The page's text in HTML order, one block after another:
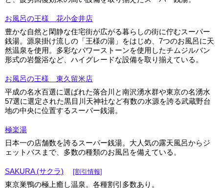
お風呂の王様 花小金井店
豊かな自然と閑静な住宅街が広がる暮らしの街に佇むスーパー
銭湯。源泉掛け流しの「王様の湯」をはじめ、7つのお風呂に天
然温泉を使用。多彩なパワーストーンを使用したチムジルバン
形式の岩盤浴など、ハイグレードな設備を取り揃えている。
お風呂の王様 東久留米店
平成の名水百選に選ばれた落合川と南沢湧水群や東京の名湧水
57選に選定された黒目川天神社など有数の水源を誇る武蔵野台
地の中央に位置するスーパー銭湯。
極楽湯
日本一の店舗数を誇るスーパー銭湯。大人気の露天風呂からジ
ェットバスまで、多数の種類のお風呂を備えている。
SAKURA (サクラ) [割引情報]
東京巣鴨の極上癒し温泉。各種割引多数あり。